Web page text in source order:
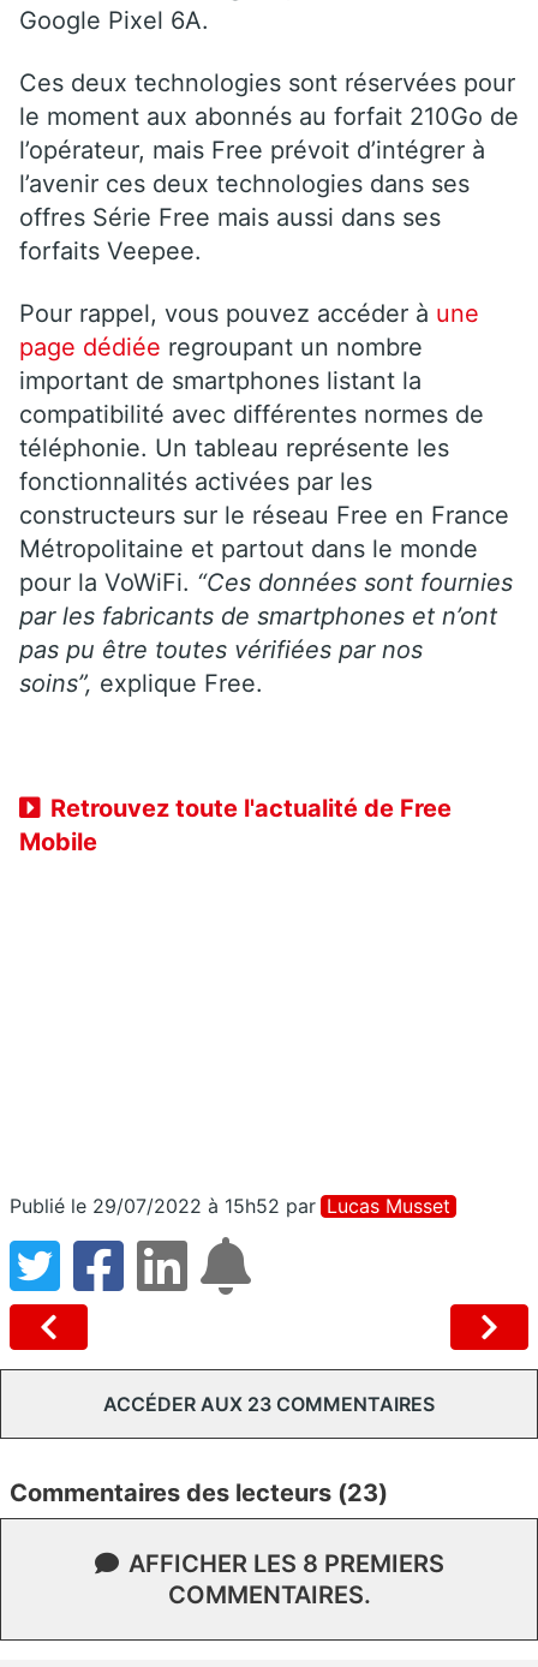
Google Pixel 6A.
Ces deux technologies sont réservées pour
le moment aux abonnés au forfait 210Go de
l’opérateur, mais Free prévoit d’intégrer à
l’avenir ces deux technologies dans ses
offres Série Free mais aussi dans ses
forfaits Veepee.
Pour rappel, vous pouvez accéder à une
page dédiée regroupant un nombre
important de smartphones listant la
compatibilité avec différentes normes de
téléphonie. Un tableau représente les
fonctionnalités activées par les
constructeurs sur le réseau Free en France
Métropolitaine et partout dans le monde
pour la VoWiFi. “Ces données sont fournies
par les fabricants de smartphones et n’ont
pas pu être toutes vérifiées par nos
soins”, explique Free.
Retrouvez toute l'actualité de Free
Mobile
Publié le 29/07/2022 à 15h52 par Lucas Musset
ACCÉDER AUX 23 COMMENTAIRES
Commentaires des lecteurs (23)
AFFICHER LES 8 PREMIERS
COMMENTAIRES.